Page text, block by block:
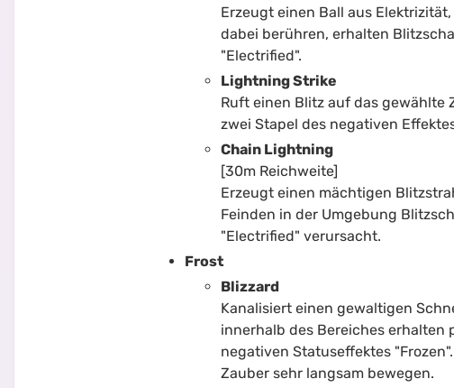
Erzeugt einen Ball aus
dabei berühren, erhalten
"Electrified".
Lightning Strike
Ruft einen Blitz auf das gewählte
zwei Stapel des negativen
Chain Lightning
[30m Reichweite]
Erzeugt einen mächtigen
Feinden in der Umgebung
"Electrified" verursacht.
Frost
Blizzard
Kanalisiert einen gewaltigen
innerhalb des Bereiches erhalten
negativen Statuseffektes
Zauber sehr langsam bewegen.